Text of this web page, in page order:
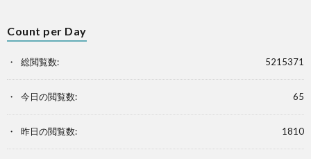
Count per Day
5215371
総閲覧数:
65
今日の閲覧数:
1810
昨日の閲覧数: